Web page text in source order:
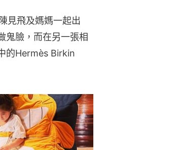
見飛及媽媽一起出
鬼臉，而在另一張相
的Hermès Birkin